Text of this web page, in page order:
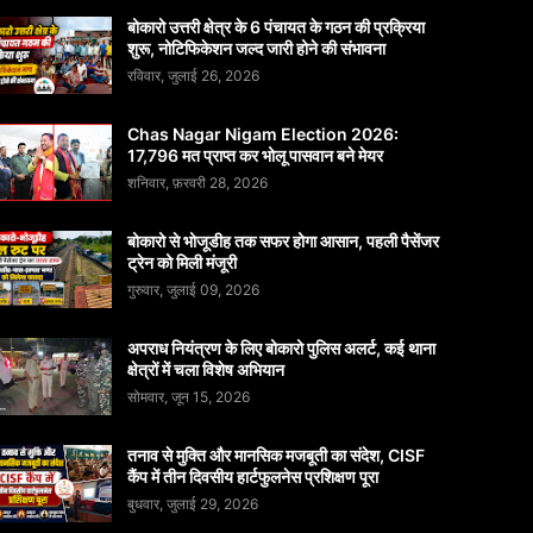
बोकारो उत्तरी क्षेत्र के 6 पंचायत के गठन की प्रक्रिया
शुरू, नोटिफिकेशन जल्द जारी होने की संभावना
रविवार, जुलाई 26, 2026
Chas Nagar Nigam Election 2026:
17,796 मत प्राप्त कर भोलू पासवान बने मेयर
शनिवार, फ़रवरी 28, 2026
बोकारो से भोजूडीह तक सफर होगा आसान, पहली पैसेंजर
ट्रेन को मिली मंजूरी
गुरुवार, जुलाई 09, 2026
अपराध नियंत्रण के लिए बोकारो पुलिस अलर्ट, कई थाना
क्षेत्रों में चला विशेष अभियान
सोमवार, जून 15, 2026
तनाव से मुक्ति और मानसिक मजबूती का संदेश, CISF
कैंप में तीन दिवसीय हार्टफुलनेस प्रशिक्षण पूरा
बुधवार, जुलाई 29, 2026